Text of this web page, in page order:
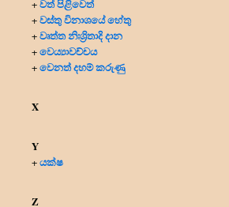
+වත් පිළිවෙත්
+වස්තු විනාශයේ හේතු
+වෘත්ත නිඃශ්‍රිතාදි දාන
+වෙය්‍යාවච්චය
+වෙනත් දහම් කරුණු
X
Y
+යක්ෂ
Z